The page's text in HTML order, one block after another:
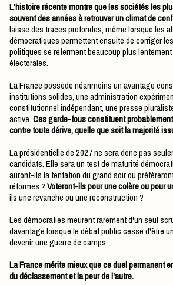
L'histoire récente montre que les sociétés les
souvent des années à retrouver un climat de
laisse des traces profondes, même lorsque les
démocratiques permettent ensuite de corriger
politiques se referment beaucoup plus
électorales.
La France possède néanmoins un avantage
institutions solides, une administration
constitutionnel indépendant, une presse
active.Ces garde-fous constituent
contre toute dérive, quelle que soit la majorité
La présidentielle de 2027 ne sera donc pas
candidats. Elle sera un test de maturité
auront-ils la tentation du grand soir ou
réformes ?Voteront-ils pour une colère ou pour
ils une revanche ou une reconstruction ?
Les démocraties meurent rarement d'un seul
davantage lorsque le débat public cesse d'être
devenir une guerre de camps.
La France mérite mieux que ce duel permanent
du déclassement et la peur de l'autre.